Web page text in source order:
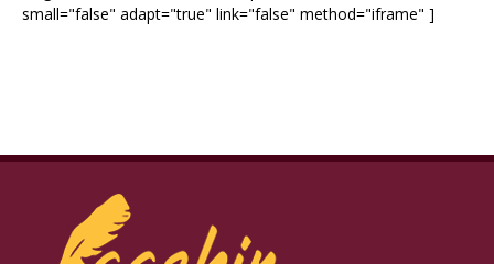
small="false" adapt="true" link="false" method="iframe" ]